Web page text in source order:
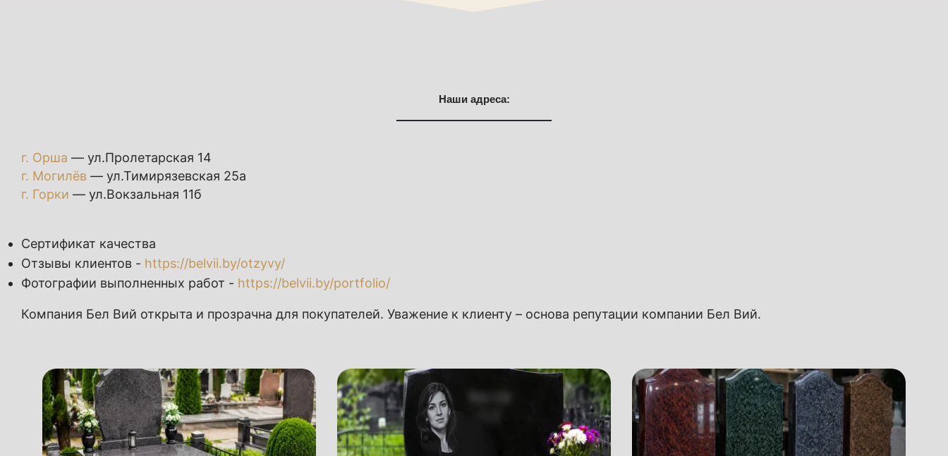
Наши адреса:
г. Орша — ул.Пролетарская 14
г. Могилёв — ул.Тимирязевская 25а
г. Горки — ул.Вокзальная 11б
Сертификат качества
Отзывы клиентов - https://belvii.by/otzyvy/
Фотографии выполненных работ - https://belvii.by/portfolio/
Компания Бел Вий открыта и прозрачна для покупателей. Уважение к клиенту – основа репутации компании Бел Вий.